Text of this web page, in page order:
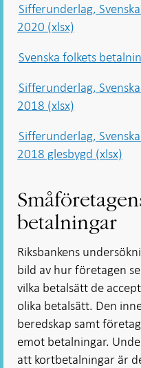
Sifferunderlag,
2020 (xlsx)
Svenska folkets
Sifferunderlag,
2018 (xlsx)
Sifferunderlag,
2018 glesbygd (xlsx)
betalningar
Riksbankens
bild av hur företagen
vilka betalsätt de
olika betalsätt. Den
beredskap samt
emot betalningar.
att kortbetalningar är